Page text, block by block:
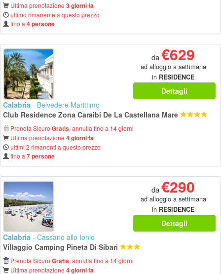
Ultima prenotazione 3 giorni fa
ultimo rimanente a questo prezzo
fino a 4 persone
da€629
ad alloggio a settimana
in RESIDENCE
Dettagli
Calabria - Belvedere Marittimo
Club Residence Zona Caraibi De La Castellana Mare
Prenota Sicuro Gratis, annulla fino a 14 giorni
Ultima prenotazione 4 giorni fa
ultimi 2 rimanenti a questo prezzo
fino a 7 persone
da€290
ad alloggio a settimana
in RESIDENCE
Dettagli
Calabria - Cassano allo Ionio
Villaggio Camping Pineta Di Sibari
Prenota Sicuro Gratis, annulla fino a 14 giorni
Ultima prenotazione 4 giorni fa